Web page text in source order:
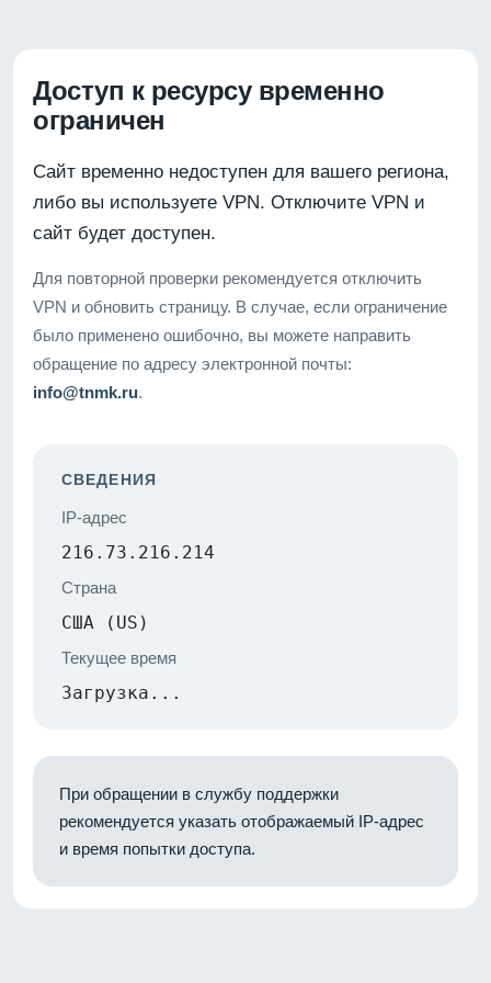
Доступ к ресурсу временно
ограничен
Сайт временно недоступен для вашего региона,
либо вы используете VPN. Отключите VPN и
сайт будет доступен.
Для повторной проверки рекомендуется отключить
VPN и обновить страницу. В случае, если ограничение
было применено ошибочно, вы можете направить
обращение по адресу электронной почты:
info@tnmk.ru.
СВЕДЕНИЯ
IP-адрес
216.73.216.214
Страна
США (US)
Текущее время
Загрузка...
При обращении в службу поддержки
рекомендуется указать отображаемый IP-адрес
и время попытки доступа.